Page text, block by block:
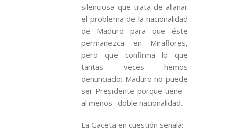
silenciosa que trata de allanar
el problema de la nacionalidad
de Maduro para que éste
permanezca en Miraflores,
pero que confirma lo que
tantas veces hemos
denunciado: Maduro no puede
ser Presidente porque tiene -
al menos- doble nacionalidad.
La Gaceta en cuestión señala: